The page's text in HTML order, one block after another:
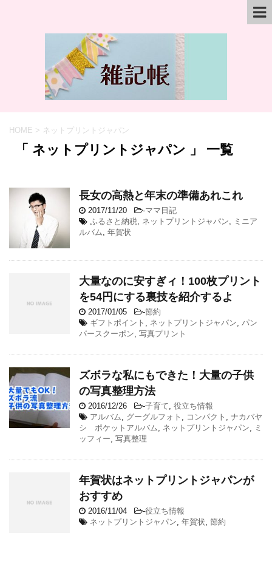
HOME > ネットプリントジャパン
「 ネットプリントジャパン 」 一覧
長女の高熱と年末の準備あれこれ
2017/11/20 -ママ日記
ふるさと納税, ネットプリントジャパン, ミニア
ルバム, 年賀状
大量なのに安すぎィ！100枚プリント
を54円にする裏技を紹介するよ
2017/01/05 -節約
ギフトポイント , ネットプリントジャパン, パン
パースクーポン, 写真プリント
ズボラな私にもできた！大量の子供
の写真整理方法
2016/12/26 -子育て, 役立ち情報
アルバム, グーグルフォト , コンパクト , ナカバヤ
シ ポケットアルバム, ネットプリントジャパン, ミ
ッフィー, 写真整理
年賀状はネットプリントジャパンが
おすすめ
2016/11/04 -役立ち情報
ネットプリントジャパン, 年賀状, 節約